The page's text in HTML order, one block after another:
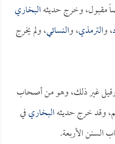
مقبول، وخرج حديثهالبخاري
، والترمذي، والنسائي، ولم يخرج
غير ذلك، وهو من أصحاب
وقد خرج حديثهالبخاريفي
السنن الأربعة.